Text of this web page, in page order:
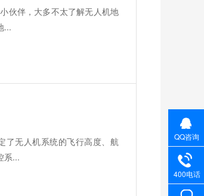
伙伴，大多不太了解无人机地
...
了无人机系统的飞行高度、航
系...
QQ咨询
400电话